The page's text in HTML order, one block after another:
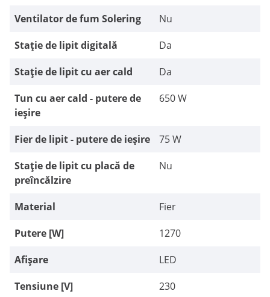
Ventilator de fum Solering
Nu
Stație de lipit digitală
Da
Stație de lipit cu aer cald
Da
Tun cu aer cald - putere de
ieșire
650 W
Fier de lipit - putere de ieșire
75 W
Stație de lipit cu placă de
preîncălzire
Nu
Material
Fier
Putere [W]
1270
Afișare
LED
Tensiune [V]
230